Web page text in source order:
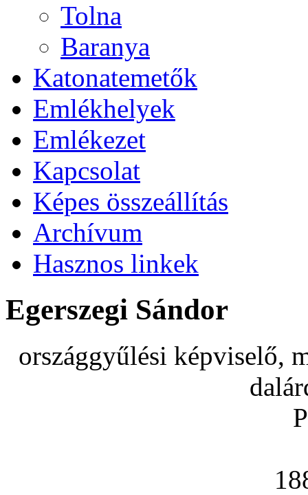
Tolna
Baranya
Katonatemetők
Emlékhelyek
Emlékezet
Kapcsolat
Képes összeállítás
Archívum
Hasznos linkek
Egerszegi Sándor
országgyűlési képviselő,